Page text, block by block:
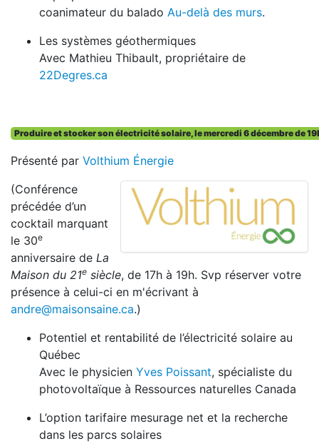
coanimateur du balado Au-delà des murs.
Les systèmes géothermiques
Avec Mathieu Thibault, propriétaire de
22Degres.ca
Produire et stocker son électricité solaire, le mercredi 6 décembre de
Présenté par Volthium Énergie
(Conférence
précédée d’un
cocktail marquant
le 30e
anniversaire de La
Maison du 21e siècle, de 17h à 19h. Svp réserver votre
présence à celui-ci en m'écrivant à
andre@maisonsaine.ca.)
Potentiel et rentabilité de l’électricité solaire au
Québec
Avec le physicien Yves Poissant, spécialiste du
photovoltaïque à Ressources naturelles Canada
L’option tarifaire mesurage net et la recherche
dans les parcs solaires